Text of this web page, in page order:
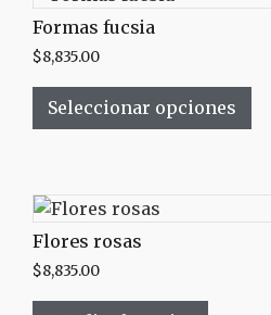
Formas fucsia
$8,835.00
Seleccionar opciones
Flores rosas
$8,835.00